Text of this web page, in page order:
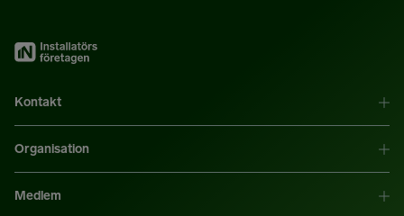
Kontakt
Organisation
Medlem